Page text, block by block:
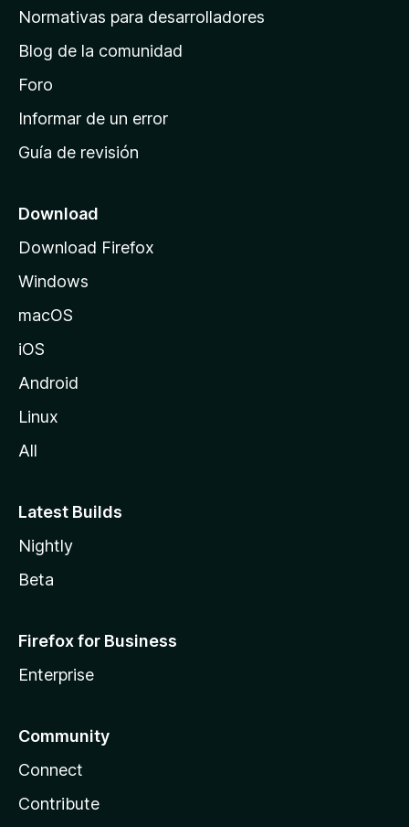
a
e
i
n
c
o
e
M
i
l
Normativas para desarrolladores
Blog de la comunidad
Foro
Informar de un error
Guía de revisión
Download
Download Firefox
Windows
macOS
iOS
Android
Linux
All
Latest Builds
Nightly
Beta
Firefox for Business
Enterprise
Community
Connect
Contribute